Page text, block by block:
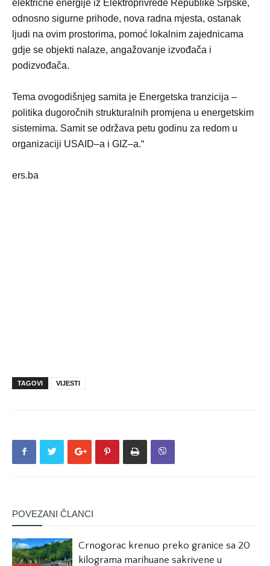
električne energije iz Elektroprivrede Republike Srpske,
odnosno sigurne prihode, nova radna mjesta, ostanak
ljudi na ovim prostorima, pomoć lokalnim zajednicama
gdje se objekti nalaze, angažovanje izvođača i
podizvođača.
Tema ovogodišnjeg samita je Energetska tranzicija –
politika dugoročnih strukturalnih promjena u energetskim
sistemima. Samit se održava petu godinu za redom u
organizaciji USAID–a i GIZ–a.“
ers.ba
TAGOVI VIJESTI
POVEZANI ČLANCI
Crnogorac krenuo preko granice sa 20
kilograma marihuane sakrivene u